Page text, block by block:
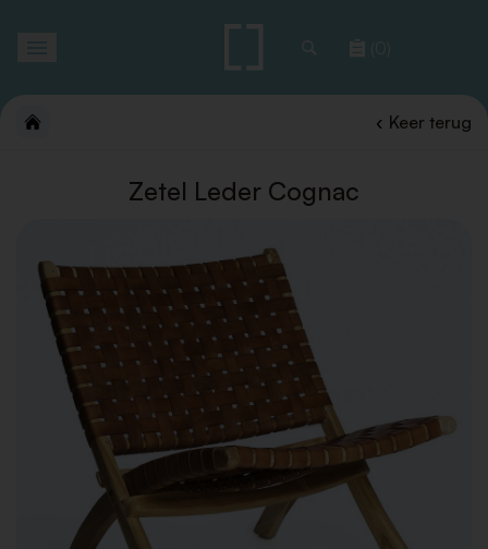
(0)
Keer terug
Zetel Leder Cognac